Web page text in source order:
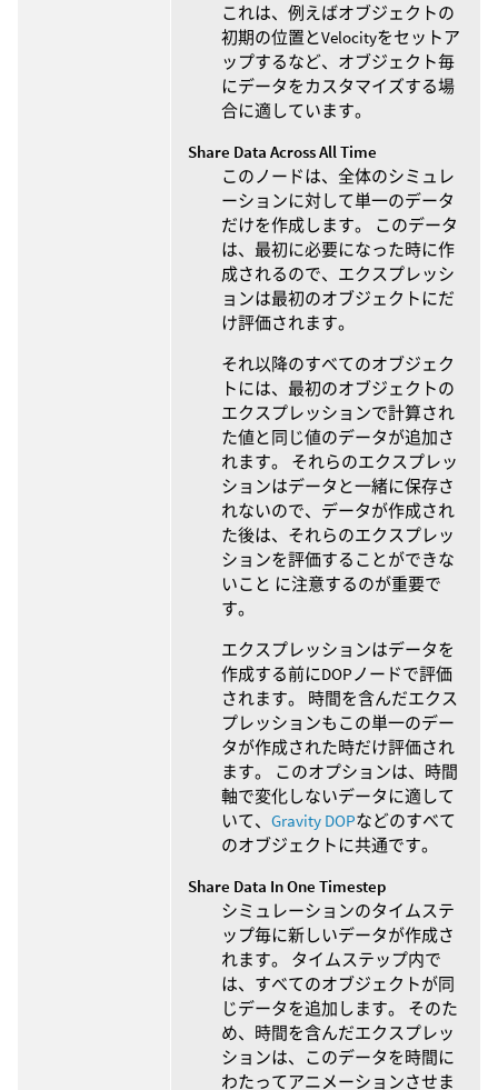
これは、例えばオブジェクトの
初期の位置とVelocityをセットア
ップするなど、オブジェクト毎
にデータをカスタマイズする場
合に適しています。
Share Data Across All Time
このノードは、全体のシミュレ
ーションに対して単一のデータ
だけを作成します。 このデータ
は、最初に必要になった時に作
成されるので、エクスプレッシ
ョンは最初のオブジェクトにだ
け評価されます。
それ以降のすべてのオブジェク
トには、最初のオブジェクトの
エクスプレッションで計算され
た値と同じ値のデータが追加さ
れます。 それらのエクスプレッ
ションはデータと一緒に保存さ
れないので、データが作成され
た後は、それらのエクスプレッ
ションを評価することができな
いこと に注意するのが重要で
す。
エクスプレッションはデータを
作成する前にDOPノードで評価
されます。 時間を含んだエクス
プレッションもこの単一のデー
タが作成された時だけ評価され
ます。 このオプションは、時間
軸で変化しないデータに適して
いて、 Gravity DOPなどのすべて
のオブジェクトに共通です。
Share Data In One Timestep
シミュレーションのタイムステ
ップ毎に新しいデータが作成さ
れます。 タイムステップ内で
は、すべてのオブジェクトが同
じデータを追加します。 そのた
め、時間を含んだエクスプレッ
ションは、このデータを時間に
わたってアニメーションさせま